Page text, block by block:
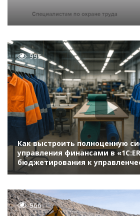
995
Как выстроить полноценную
управления финансами в
бюджетирования к
бухгалтерскому учету – на
промышленности (Бизнес-
17 ноября 2021 г., Жданов
966